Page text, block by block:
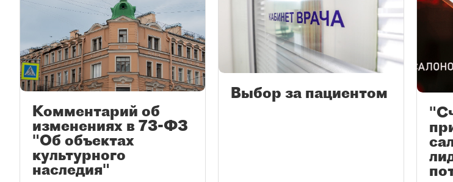
Комментарий об
изменениях в 73-ФЗ
"Об объектах
культурного
наследия"
Выбор за пациентом